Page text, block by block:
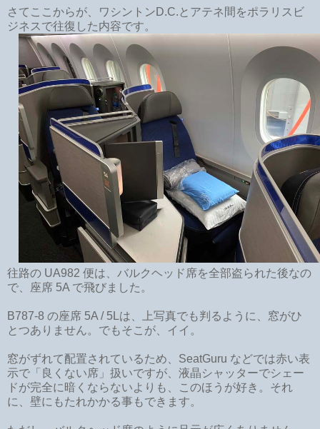
さてここからが、ワシントンD.C.とアテネ間をポラリスビ
ジネスで往復した内容です。
往路の UA982 便は、バルクヘッド席を全部盗られた後なの
で、座席 5A で飛びました。
B787-8 の座席 5A / 5Lは、上写真でも判るように、窓がひ
とつありません。でもそこが、イイ。
窓がずれて配置されているため、SeatGuru などでは赤い表
示で「良くない席」扱いですが、液晶シャッターでシェー
ドが完全に暗くならないよりも、このほうが好き。それ
に、壁にもたれかかる事もできます。